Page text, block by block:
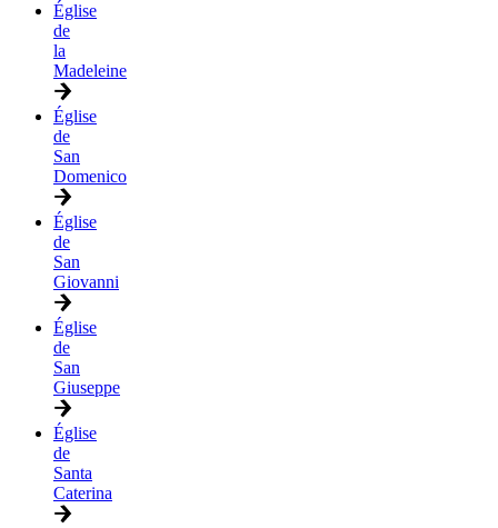
Église
de
la
Madeleine
Église
de
San
Domenico
Église
de
San
Giovanni
Église
de
San
Giuseppe
Église
de
Santa
Caterina